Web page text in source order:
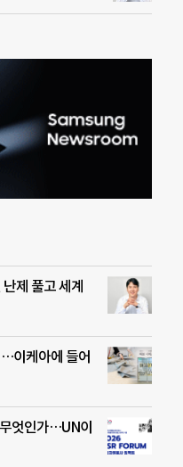
제 풀고 세계
이케아에 들어
엇인가…UN이